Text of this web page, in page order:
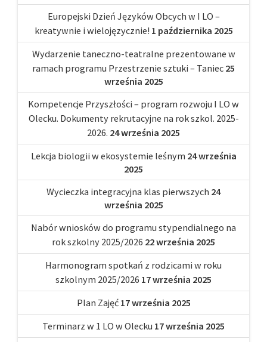
Europejski Dzień Języków Obcych w I LO –
kreatywnie i wielojęzycznie! 1 października 2025
Wydarzenie taneczno-teatralne prezentowane w
ramach programu Przestrzenie sztuki – Taniec 25
września 2025
Kompetencje Przyszłości – program rozwoju I LO w
Olecku. Dokumenty rekrutacyjne na rok szkol. 2025-
2026. 24 września 2025
Lekcja biologii w ekosystemie leśnym 24 września
2025
Wycieczka integracyjna klas pierwszych 24
września 2025
Nabór wniosków do programu stypendialnego na
rok szkolny 2025/2026 22 września 2025
Harmonogram spotkań z rodzicami w roku
szkolnym 2025/2026 17 września 2025
Plan Zajęć 17 września 2025
Terminarz w 1 LO w Olecku 17 września 2025